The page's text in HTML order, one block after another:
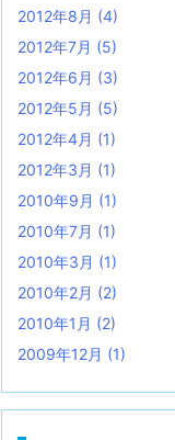
2012年8月 (4)
2012年7月 (5)
2012年6月 (3)
2012年5月 (5)
2012年4月 (1)
2012年3月 (1)
2010年9月 (1)
2010年7月 (1)
2010年3月 (1)
2010年2月 (2)
2010年1月 (2)
2009年12月 (1)